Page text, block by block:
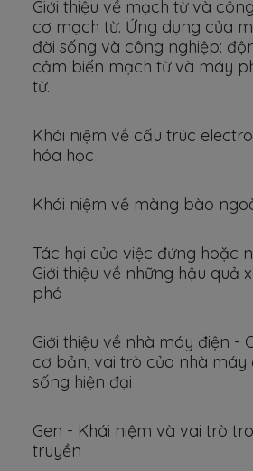
Giới thiệu về mạch từ và
cơ mạch từ. Ứng dụng của
đời sống và công nghiệp:
cảm biến mạch từ và máy
từ.
Khái niệm về cấu trúc
hóa học
Khái niệm về màng bào
Tác hại của việc đứng hoặc
Giới thiệu về những hậu quả
phó
Giới thiệu về nhà máy điện -
cơ bản, vai trò của nhà máy
sống hiện đại
Gen - Khái niệm và vai trò
truyền